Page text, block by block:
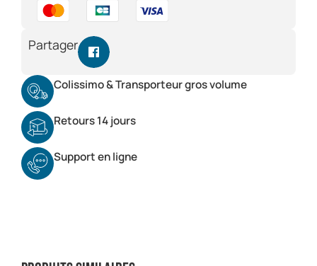
Partager
Colissimo & Transporteur gros volume
Retours 14 jours
Support en ligne